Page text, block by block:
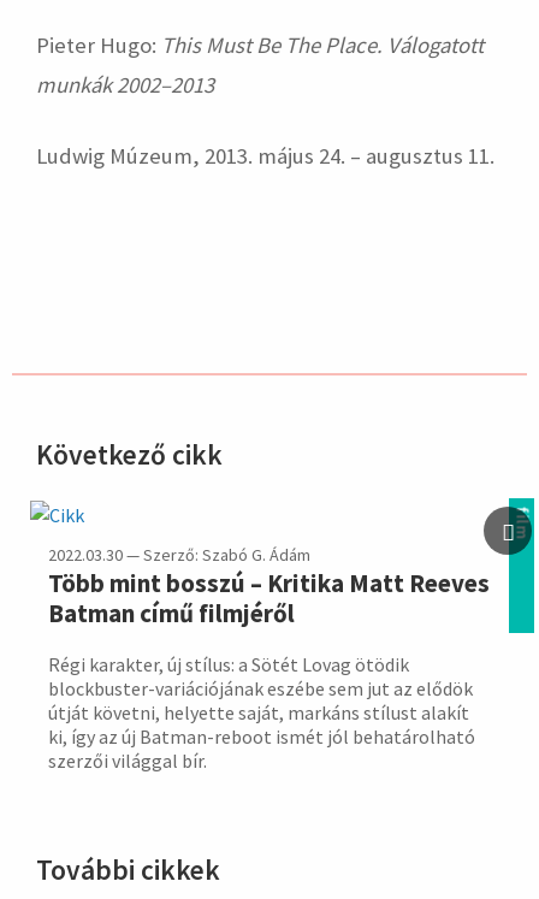
Pieter Hugo: This Must Be The Place. Válogatott
munkák 2002–2013
Ludwig Múzeum, 2013. május 24. – augusztus 11.
Következő cikk
film
2022.03.30 — Szerző: Szabó G. Ádám
Több mint bosszú – Kritika Matt Reeves
Batman című filmjéről
Régi karakter, új stílus: a Sötét Lovag ötödik
blockbuster-variációjának eszébe sem jut az elődök
útját követni, helyette saját, markáns stílust alakít
ki, így az új Batman-reboot ismét jól behatárolható
szerzői világgal bír.
További cikkek